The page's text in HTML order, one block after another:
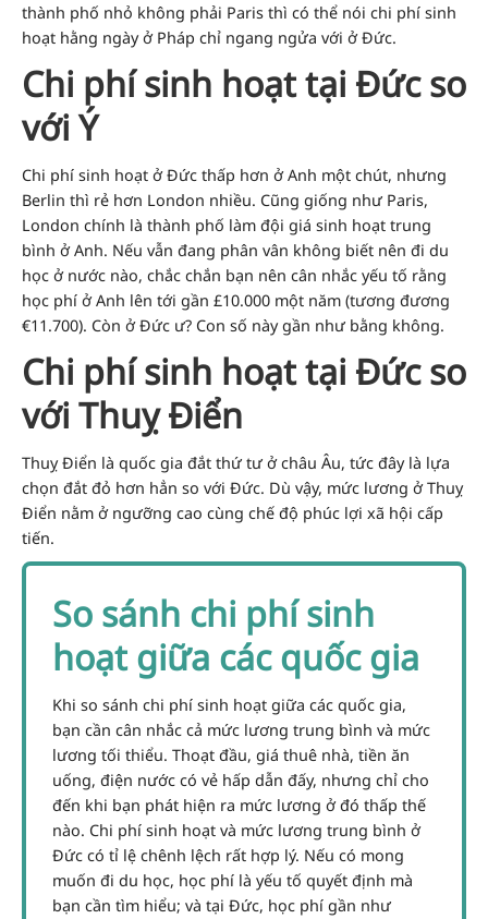
thành phố nhỏ không phải Paris thì có thể nói chi phí sinh
hoạt hằng ngày ở Pháp chỉ ngang ngửa với ở Đức.
Chi phí sinh hoạt tại Đức so
với Ý
Chi phí sinh hoạt ở Đức thấp hơn ở Anh một chút, nhưng
Berlin thì rẻ hơn London nhiều. Cũng giống như Paris,
London chính là thành phố làm đội giá sinh hoạt trung
bình ở Anh. Nếu vẫn đang phân vân không biết nên đi du
học ở nước nào, chắc chắn bạn nên cân nhắc yếu tố rằng
học phí ở Anh lên tới gần £10.000 một năm (tương đương
€11.700). Còn ở Đức ư? Con số này gần như bằng không.
Chi phí sinh hoạt tại Đức so
với Thuỵ Điển
Thuỵ Điển là quốc gia đắt thứ tư ở châu Âu, tức đây là lựa
chọn đắt đỏ hơn hẳn so với Đức. Dù vậy, mức lương ở Thuỵ
Điển nằm ở ngưỡng cao cùng chế độ phúc lợi xã hội cấp
tiến.
So sánh chi phí sinh
hoạt giữa các quốc gia
Khi so sánh chi phí sinh hoạt giữa các quốc gia,
bạn cần cân nhắc cả mức lương trung bình và mức
lương tối thiểu. Thoạt đầu, giá thuê nhà, tiền ăn
uống, điện nước có vẻ hấp dẫn đấy, nhưng chỉ cho
đến khi bạn phát hiện ra mức lương ở đó thấp thế
nào. Chi phí sinh hoạt và mức lương trung bình ở
Đức có tỉ lệ chênh lệch rất hợp lý. Nếu có mong
muốn đi du học, học phí là yếu tố quyết định mà
bạn cần tìm hiểu; và tại Đức, học phí gần như